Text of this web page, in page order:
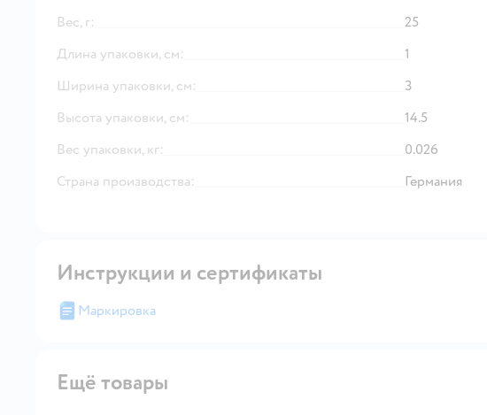
Вес, г:
25
Длина упаковки, см:
1
Ширина упаковки, см:
3
Высота упаковки, см:
14.5
Вес упаковки, кг:
0.026
Страна производства:
Германия
Инструкции и сертификаты
Маркировка
Ещё товары